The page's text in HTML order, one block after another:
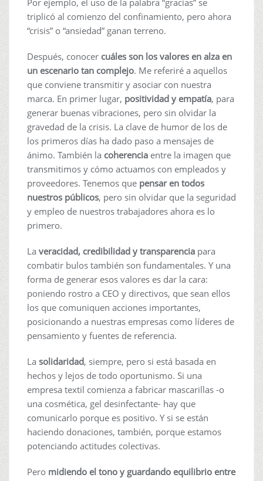
Por ejemplo, el uso de la palabra “gracias” se
triplicó al comienzo del confinamiento, pero ahora
“crisis” o “ansiedad” ganan terreno.
Después, conocer cuáles son los valores en alza en
un escenario tan complejo. Me referiré a aquellos
que conviene transmitir y asociar con nuestra
marca. En primer lugar, positividad y empatía, para
generar buenas vibraciones, pero sin olvidar la
gravedad de la crisis. La clave de humor de los de
los primeros días ha dado paso a mensajes de
ánimo. También la coherencia entre la imagen que
transmitimos y cómo actuamos con empleados y
proveedores. Tenemos que pensar en todos
nuestros públicos, pero sin olvidar que la seguridad
y empleo de nuestros trabajadores ahora es lo
primero.
La veracidad, credibilidad y transparencia para
combatir bulos también son fundamentales. Y una
forma de generar esos valores es dar la cara:
poniendo rostro a CEO y directivos, que sean ellos
los que comuniquen acciones importantes,
posicionando a nuestras empresas como líderes de
pensamiento y fuentes de referencia.
La solidaridad, siempre, pero si está basada en
hechos y lejos de todo oportunismo. Si una
empresa textil comienza a fabricar mascarillas -o
una cosmética, gel desinfectante- hay que
comunicarlo porque es positivo. Y si se están
haciendo donaciones, también, porque estamos
potenciando actitudes colectivas.
Pero midiendo el tono y guardando equilibrio entre